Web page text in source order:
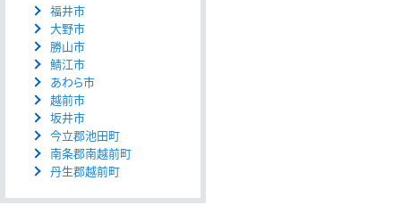
福井市
大野市
勝山市
鯖江市
あわら市
越前市
坂井市
今立郡池田町
南条郡南越前町
丹生郡越前町